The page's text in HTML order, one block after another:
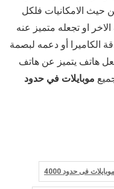
حيث الامكانيات فلكل
او تجعله متميز عنه
الكاميرا أو دعمه لبصمة
هاتف يتميز عن هاتف
موبايلات في حدود
موبايلات فى حدود 4000